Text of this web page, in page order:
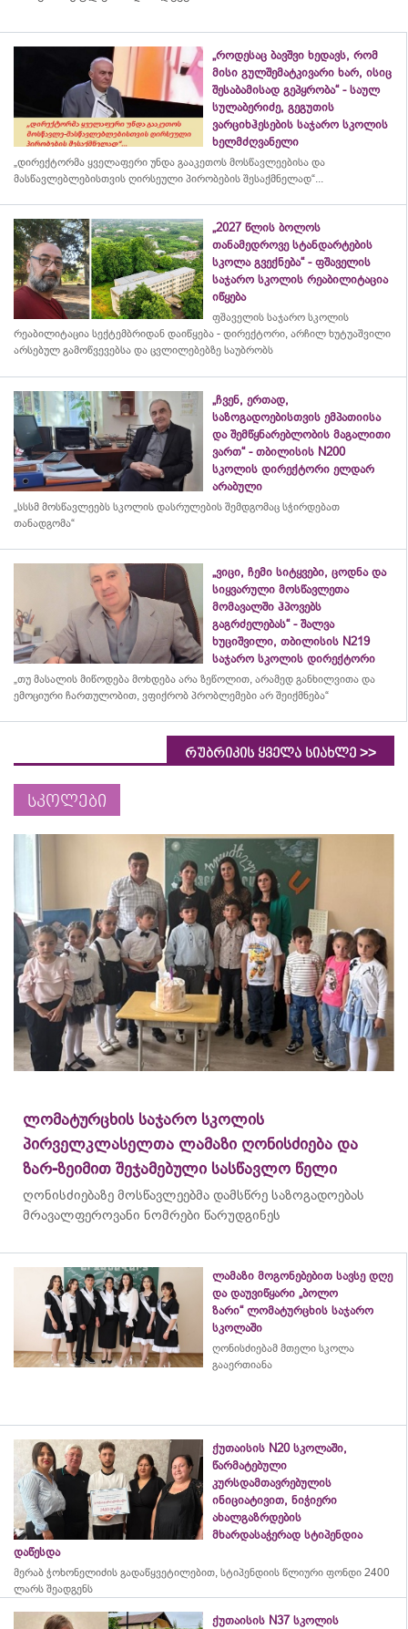
„როდესაც ბავშვი ხედავს, რომ
მისი გულშემატკივარი ხარ, ისიც
შესაბამისად გეპყრობა“ - საულ
სულაბერიძე, გეგუთის
ვარციხჰესების საჯარო სკოლის
ხელმძღვანელი
„დირექტორმა ყველაფერი უნდა გააკეთოს მოსწავლეებისა და
მასწავლებლებისთვის ღირსეული პირობების შესაქმნელად“...
„2027 წლის ბოლოს
თანამედროვე სტანდარტების
სკოლა გვექნება“ - ფშაველის
საჯარო სკოლის რეაბილიტაცია
იწყება
ფშაველის საჯარო სკოლის
რეაბილიტაცია სექტემბრიდან დაიწყება - დირექტორი, არჩილ ხუტუაშვილი
არსებულ გამოწვევებსა და ცვლილებებზე საუბრობს
„ჩვენ, ერთად,
საზოგადოებისთვის ემპათიისა
და შემწყნარებლობის მაგალითი
ვართ“ - თბილისის N200
სკოლის დირექტორი ელდარ
არაბული
„სსსმ მოსწავლეებს სკოლის დასრულების შემდგომაც სჭირდებათ
თანადგომა“
„ვიცი, ჩემი სიტყვები, ცოდნა და
სიყვარული მოსწავლეთა
მომავალში ჰპოვებს
გაგრძელებას“ - შალვა
ხუციშვილი, თბილისის N219
საჯარო სკოლის დირექტორი
„თუ მასალის მიწოდება მოხდება არა ზეწოლით, არამედ განხილვითა და
ემოციური ჩართულობით, ვფიქრობ პრობლემები არ შეიქმნება“
რუბრიკის ყველა სიახლე >>
სკოლები
ლომატურცხის საჯარო სკოლის
პირველკლასელთა ლამაზი ღონისძიება და
ზარ-ზეიმით შეჯამებული სასწავლო წელი
ღონისძიებაზე მოსწავლეებმა დამსწრე საზოგადოებას
მრავალფეროვანი ნომრები წარუდგინეს
ლამაზი მოგონებებით სავსე დღე
და დაუვიწყარი „ბოლო
ზარი“ ლომატურცხის საჯარო
სკოლაში
ღონისძიებამ მთელი სკოლა
გააერთიანა
ქუთაისის N20 სკოლაში,
წარმატებული
კურსდამთავრებულის
ინიციატივით, ნიჭიერი
ახალგაზრდების
მხარდასაჭერად სტიპენდია
დაწესდა
მერაბ ჭოხონელიძის გადაწყვეტილებით, სტიპენდიის წლიური ფონდი 2400
ლარს შეადგენს
ქუთაისის N37 სკოლის